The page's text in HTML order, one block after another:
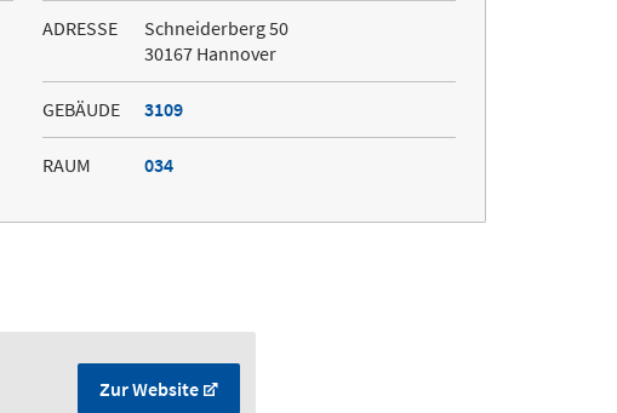
ADRESSE
Schneiderberg 50
30167 Hannover
GEBÄUDE 3109
RAUM 034
Zur Website